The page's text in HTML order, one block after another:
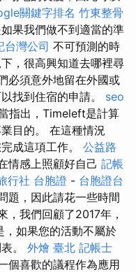
關鍵字排名 竹東整骨
果我們做不到適當的準
台灣公司 不可預測的時
，很高興知道去哪裡尋
必須意外地留在外國或
找到住宿的申請。 seo
指出，Timeleft是計算
目的。 在這種情況
成這項工作。 公益路
情感上照顧好自己 記帳
行社 台胞證 - 台胞證台
題，因此請花一些時間
，我們回顧了2017年，
，如果您的活動不屬於
。 外燴 臺北 記帳士
個喜歡的議程作為應用